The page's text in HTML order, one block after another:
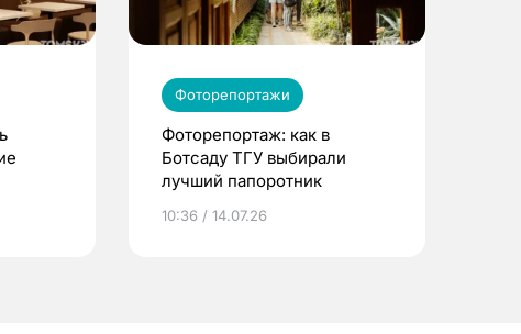
Фоторепортажи
Фоторепортаж: как в
Ботсаду ТГУ выбирали
лучший папоротник
10:36 / 14.07.26